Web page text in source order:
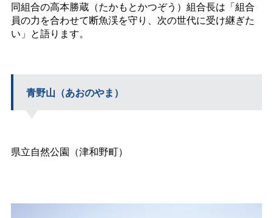
同組合の高本勝蔵（たかもとかつぞう）組合長は「組合
員の力を合わせて断魚渓を守り、次の世代に受け継ぎた
い」と語ります。
青野山（あおのやま）
県立自然公園（津和野町）